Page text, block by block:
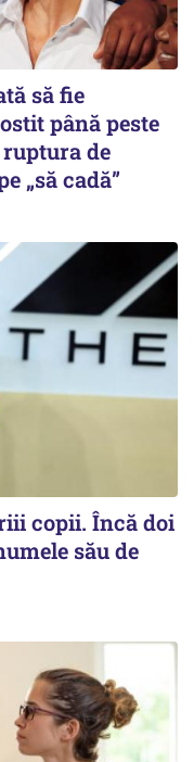
să fie
până peste
de
„să cadă”
copii. Încă doi
său de